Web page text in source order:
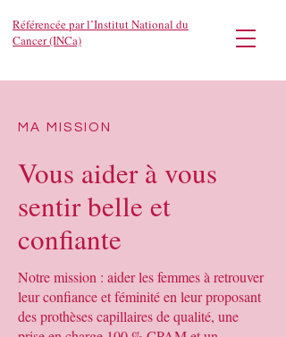
Référencée par l’Institut National du
Cancer (INCa)
MA MISSION
Vous aider à vous
sentir belle et
confiante
Notre mission : aider les femmes à retrouver
leur confiance et féminité en leur proposant
des prothèses capillaires de qualité, une